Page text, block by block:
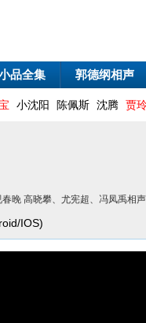
品全集 郭德纲相声
小沈阳 陈佩斯 沈腾 贾
晚 高晓攀、尤宪超、冯凤禹相
IOS)